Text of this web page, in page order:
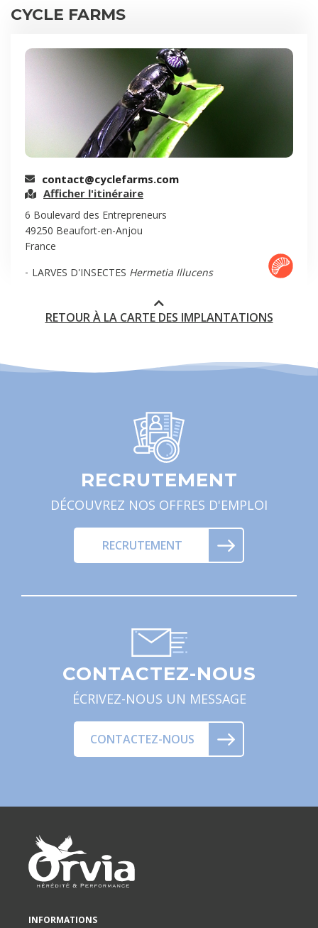
CYCLE FARMS
contact@cyclefarms.com
Afficher l'itinéraire
6 Boulevard des Entrepreneurs
49250 Beaufort-en-Anjou
France
LARVES D'INSECTES Hermetia Illucens
RETOUR À LA CARTE DES IMPLANTATIONS
RECRUTEMENT
DÉCOUVREZ NOS OFFRES D'EMPLOI
RECRUTEMENT
CONTACTEZ-NOUS
ÉCRIVEZ-NOUS UN MESSAGE
CONTACTEZ-NOUS
INFORMATIONS